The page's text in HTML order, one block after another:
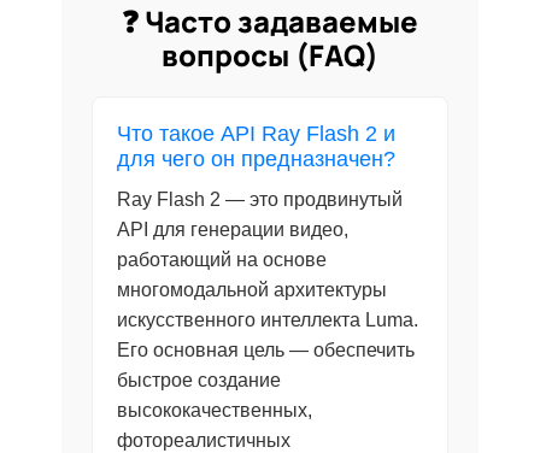
❓ Часто задаваемые
вопросы (FAQ)
Что такое API Ray Flash 2 и
для чего он предназначен?
Ray Flash 2 — это продвинутый
API для генерации видео,
работающий на основе
многомодальной архитектуры
искусственного интеллекта Luma.
Его основная цель — обеспечить
быстрое создание
высококачественных,
фотореалистичных